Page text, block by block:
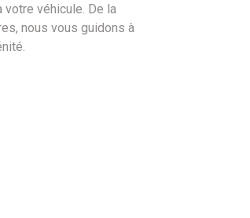
véhicule. De la
nous vous guidons à